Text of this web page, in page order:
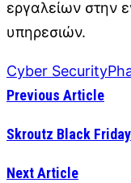
εργαλείων στην
υπηρεσιών.
Cyber Security
Previous Article
Skroutz Black
Next Article